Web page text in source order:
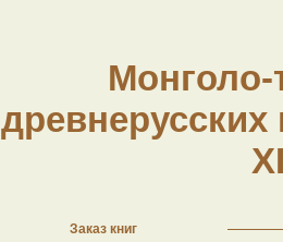
Монголо-
Заказ книг